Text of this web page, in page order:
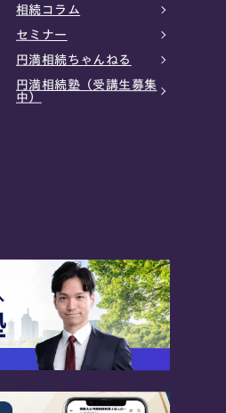
相続コラム
セミナー
円満相続ちゃんねる
円満相続塾（受講生募集
中）